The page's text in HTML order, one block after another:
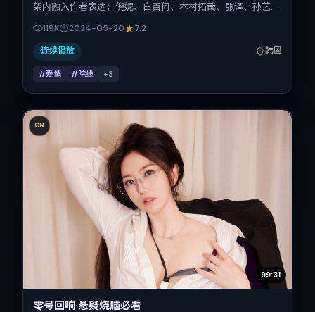
架内融入作者表达；倪妮、白百何、木村拓哉、张译、孙艺珍
在片中承担多重关系线。故事类型为爱情，主拍摄地与出品背
景为韩国。上映时间 2024年5月20日（公映登记日 2024-
05-20），全片143分钟，节奏张弛有度。
119K 2024-05-20 7.2
连续播放 韩国
#爱情 #院线 +3
CN
99:31
零号回响·悬疑烧脑必看